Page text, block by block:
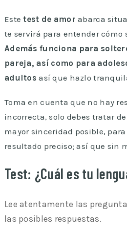
Estetest de amor abarca
te servirá para entender cómo
Además funciona para
pareja, así como para
adultos así que hazlo
Toma en cuenta que no hay
incorrecta, solo debes tratar
mayor sinceridad posible,
resultado preciso; así que sin
Test: ¿Cuál es tu
Lee atentamente las
las posibles respuestas.